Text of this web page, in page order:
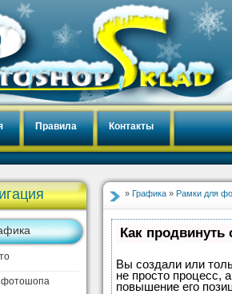
Правила Контакты
» Графика » Рамки для
Как продвинуть
Вы создали или
не просто процесс,
повышение его